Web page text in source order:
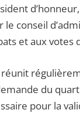
le conseil
et aux votes
réunit
du
pour la